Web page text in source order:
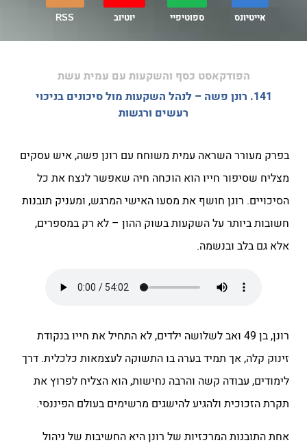
אייטיונס ספוטיפיי יוטיוב RSS
הפודקאסט כסף והשקעות עם עמית עשת
141. רונן פשה – לנהל השקעות מול סיכונים בניכוי
רעשים ורגשות
בפרק מעורר השראה עמית משוחח עם רונן פשה, איש עסקים
מצליח שסיפור חייו הוא הוכחה חיה שאפשר לנצח את כל
הסיכויים. רונן חושף את מסעו האישי המרגש, ומעניק תובנות
חשובות ביותר על השקעות בשוק ההון – לא רק במספרים,
אלא גם בלב ובנשמה.
רונן, בן 49 ואב לשלושה ילדים, לא התחיל את חייו בנקודת
זינוק קלה, אך תמיד בערה בו התשוקה לעצמאות כלכלית. דרך
לימודים, עבודה קשה והרבה נחישות, הוא הצליח לפרוץ את
תקרת הזכוכית ולהגיע להישגים מרשימים בעולם הפיננסי.
אחת התובנות המרכזיות של רונן היא החשיבות של ניהול